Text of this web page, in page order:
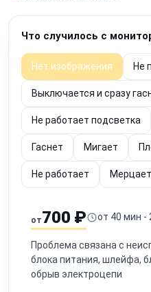
Что случилось с
Нет изображения Не
Выключается и сразу
Не работает подсветка
Гаснет Мигает
Не работает Мерцает
от700 ₽ от 40 мин -
Проблема связана с
блока питания, шлейфа,
обрыв электроцепи